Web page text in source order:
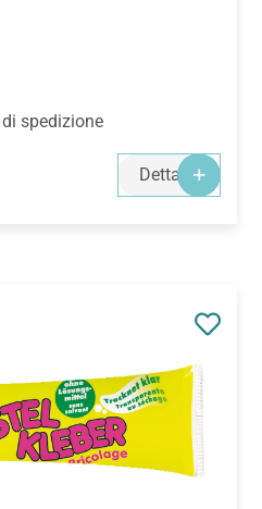
spedizione
Dettagli